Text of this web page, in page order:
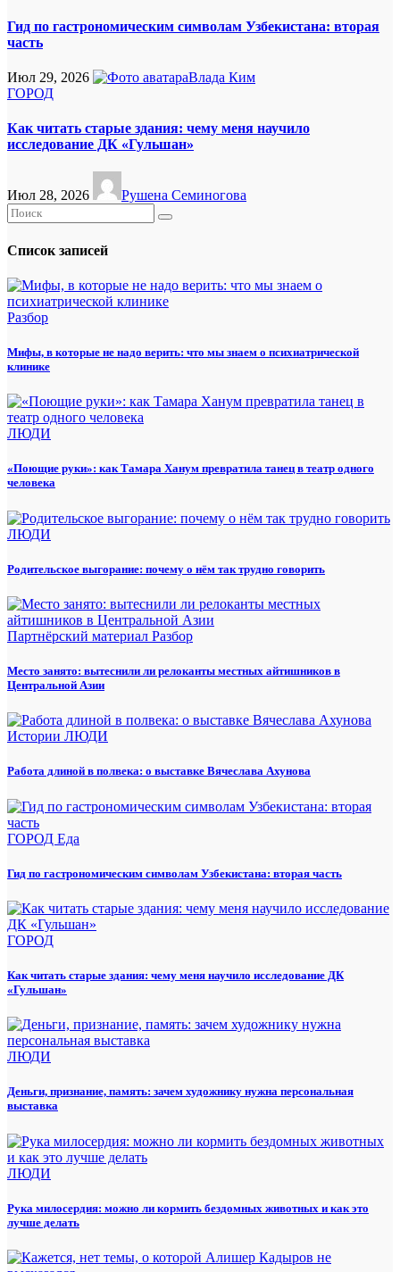
Гид по гастрономическим символам Узбекистана: вторая
часть
Июл 29, 2026
Влада Ким
ГОРОД
Как читать старые здания: чему меня научило
исследование ДК «Гульшан»
Июл 28, 2026 Рушена Семиногова
Список записей
Разбор
Мифы, в которые не надо верить: что мы знаем о психиатрической
клинике
ЛЮДИ
«Поющие руки»: как Тамара Ханум превратила танец в театр одного
человека
ЛЮДИ
Родительское выгорание: почему о нём так трудно говорить
Партнёрский материал Разбор
Место занято: вытеснили ли релоканты местных айтишников в
Центральной Азии
Истории ЛЮДИ
Работа длиной в полвека: о выставке Вячеслава Ахунова
ГОРОД Еда
Гид по гастрономическим символам Узбекистана: вторая часть
ГОРОД
Как читать старые здания: чему меня научило исследование ДК
«Гульшан»
ЛЮДИ
Деньги, признание, память: зачем художнику нужна персональная
выставка
ЛЮДИ
Рука милосердия: можно ли кормить бездомных животных и как это
лучше делать